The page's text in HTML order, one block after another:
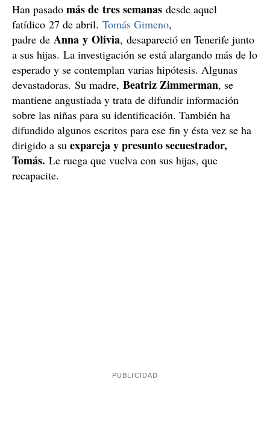
Han pasado más de tres semanas desde aquel
fatídico 27 de abril. Tomás Gimeno,
padre de Anna y Olivia, desapareció en Tenerife junto
a sus hijas. La investigación se está alargando más de lo
esperado y se contemplan varias hipótesis. Algunas
devastadoras. Su madre, Beatriz Zimmerman, se
mantiene angustiada y trata de difundir información
sobre las niñas para su identificación. También ha
difundido algunos escritos para ese fin y ésta vez se ha
dirigido a su expareja y presunto secuestrador,
Tomás. Le ruega que vuelva con sus hijas, que
recapacite.